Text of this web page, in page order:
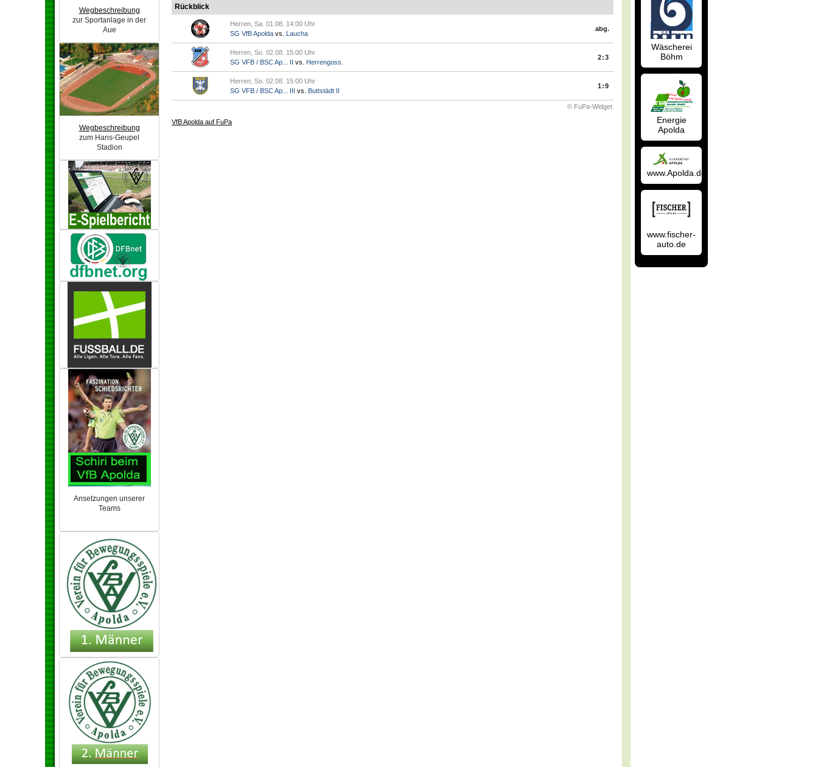
Wegbeschreibung
zur Sportanlage in der
Aue
Wegbeschreibung
zum Hans-Geupel
Stadion
Ansetzungen unserer
Teams
Rückblick
Herren, Sa. 01.08. 14:00 Uhr
SG VfB Apolda vs. Laucha
abg.
Herren, So. 02.08. 15:00 Uhr
SG VFB / BSC Ap... II vs. Herrengoss.
2:3
Herren, So. 02.08. 15:00 Uhr
SG VFB / BSC Ap... III vs. Buttstädt II
1:9
© FuPa-Widget
VfB Apolda auf FuPa
Wäscherei
Böhm
Energie
Apolda
www.Apolda.de
www.fischer-
auto.de